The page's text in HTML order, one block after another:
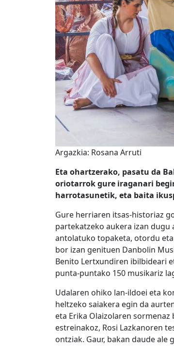
Argazkia: Rosana Arruti
Eta ohartzerako, pasatu da
oriotarrok gure iraganari
harrotasunetik, eta baita
Gure herriaren itsas-historiaz
partekatzeko aukera izan
antolatuko topaketa, otordu
bor izan genituen Danbolin
Benito Lertxundiren ibilbideari
punta-puntako 150 musikariz
Udalaren ohiko lan-ildoei eta
heltzeko saiakera egin da
eta Erika Olaizolaren
estreinakoz, Rosi Lazkanoren
ontziak. Gaur, bakan daude ale